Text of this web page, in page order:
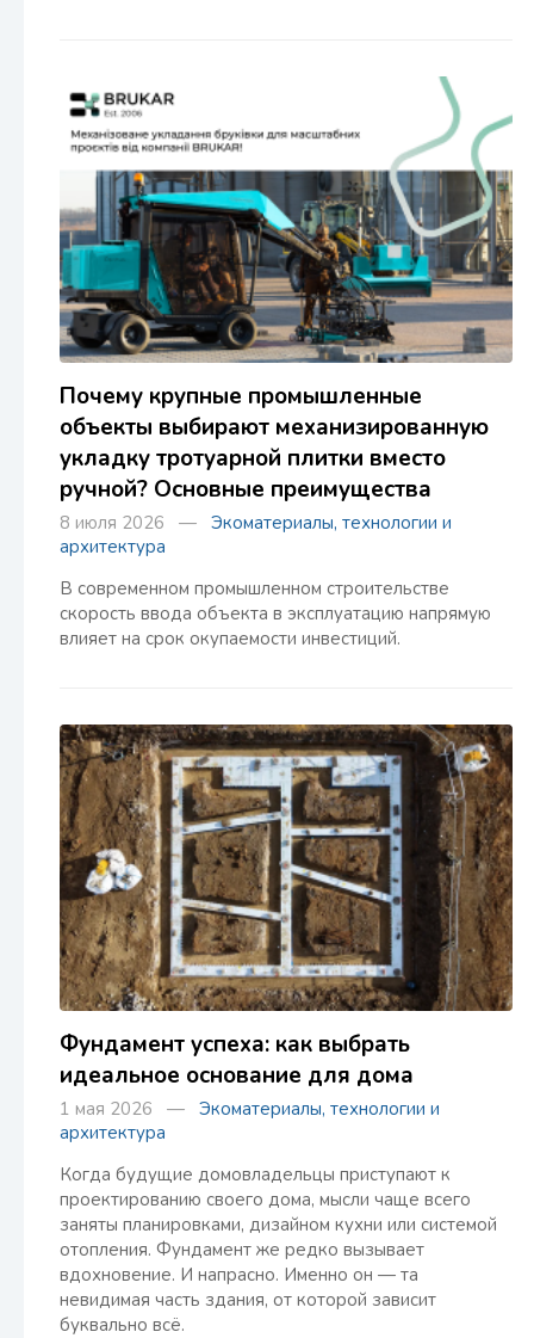
Почему крупные промышленные
объекты выбирают механизированную
укладку тротуарной плитки вместо
ручной? Основные преимущества
8 июля 2026 — Экоматериалы, технологии и
архитектура
В современном промышленном строительстве
скорость ввода объекта в эксплуатацию напрямую
влияет на срок окупаемости инвестиций.
Фундамент успеха: как выбрать
идеальное основание для дома
1 мая 2026 — Экоматериалы, технологии и
архитектура
Когда будущие домовладельцы приступают к
проектированию своего дома, мысли чаще всего
заняты планировками, дизайном кухни или системой
отопления. Фундамент же редко вызывает
вдохновение. И напрасно. Именно он — та
невидимая часть здания, от которой зависит
буквально всё.